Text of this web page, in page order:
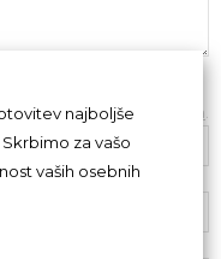
skodeksom komentiranja
najboljše
za vašo
vaših osebnih